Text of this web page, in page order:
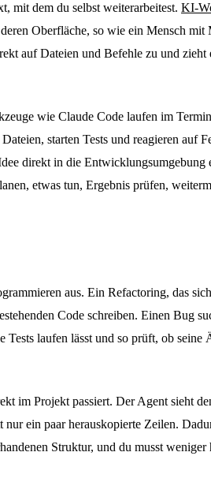
mit dem du selbst weiterarbeitest. KI-
Oberfläche, so wie ein Mensch mit
auf Dateien und Befehle zu und zieht
wie Claude Code laufen im
starten Tests und reagieren auf
direkt in die Entwicklungsumgebung
etwas tun, Ergebnis prüfen,
aus. Ein Refactoring, das
Code schreiben. Einen Bug
Tests laufen lässt und so prüft, ob seine
im Projekt passiert. Der Agent sieht
nur ein paar herauskopierte Zeilen.
Struktur, und du musst weniger